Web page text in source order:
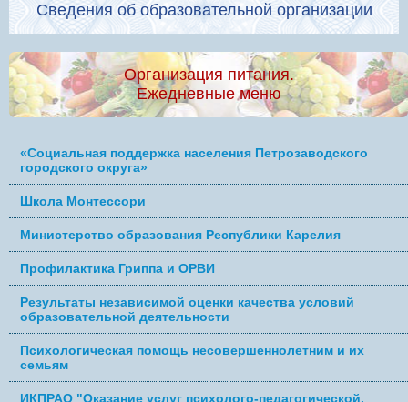
Сведения об образовательной организации
Организация питания.
Ежедневные меню
«Социальная поддержка населения Петрозаводского
городского округа»
Школа Монтессори
Министерство образования Республики Карелия
Профилактика Гриппа и ОРВИ
Результаты независимой оценки качества условий
образовательной деятельности
Психологическая помощь несовершеннолетним и их
семьям
ИКПРАО "Оказание услуг психолого-педагогической,